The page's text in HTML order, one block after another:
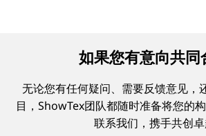
如果您有意向共同
无论您有任何疑问、需要反馈意见，
目，ShowTex团队都随时准备将您的
联系我们，携手共创